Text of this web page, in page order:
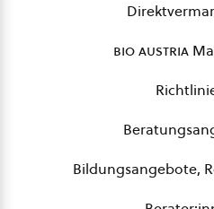
bio austria
Bildungsangebote,